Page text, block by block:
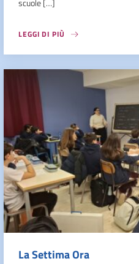
scuole […]
LEGGI DI PIÙ
La Settima Ora